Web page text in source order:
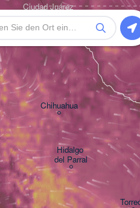
Ciudad Juárez
Chihuahua
Hidalgo
del Parral